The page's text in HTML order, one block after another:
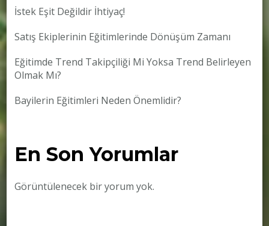
İstek Eşit Değildir İhtiyaç!
Satış Ekiplerinin Eğitimlerinde Dönüşüm Zamanı
Eğitimde Trend Takipçiliği Mi Yoksa Trend Belirleyen
Olmak Mı?
Bayilerin Eğitimleri Neden Önemlidir?
En Son Yorumlar
Görüntülenecek bir yorum yok.